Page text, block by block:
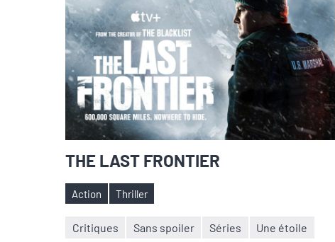
THE LAST FRONTIER
Étiquettes
Action Thriller
Critiques Sans spoiler Séries
Une étoile